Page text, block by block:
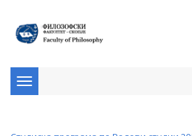
Toggle
navigation